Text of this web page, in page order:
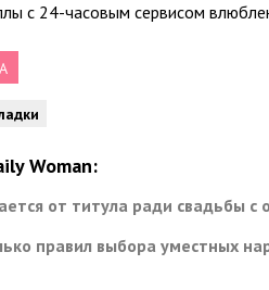
с 24-часовым сервисом
Woman:
от титула ради свадьбы с
правил выбора уместных